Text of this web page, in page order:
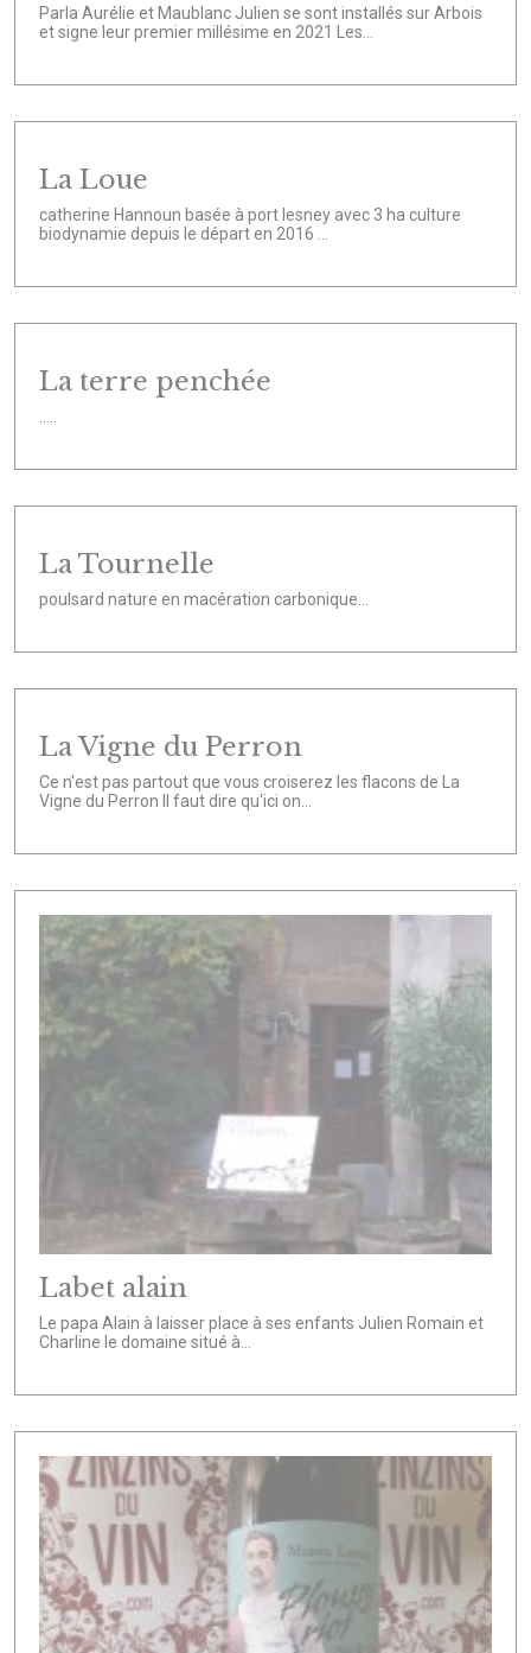
Parla Aurélie et Maublanc Julien se sont installés sur Arbois
et signe leur premier millésime en 2021 Les...
La Loue
catherine Hannoun basée à port lesney avec 3 ha culture
biodynamie depuis le départ en 2016 ...
La terre penchée
La Tournelle
poulsard nature en macération carbonique...
La Vigne du Perron
Ce n'est pas partout que vous croiserez les flacons de La
Vigne du Perron Il faut dire qu'ici on...
Labet alain
Le papa Alain à laisser place à ses enfants Julien Romain et
Charline le domaine situé à...